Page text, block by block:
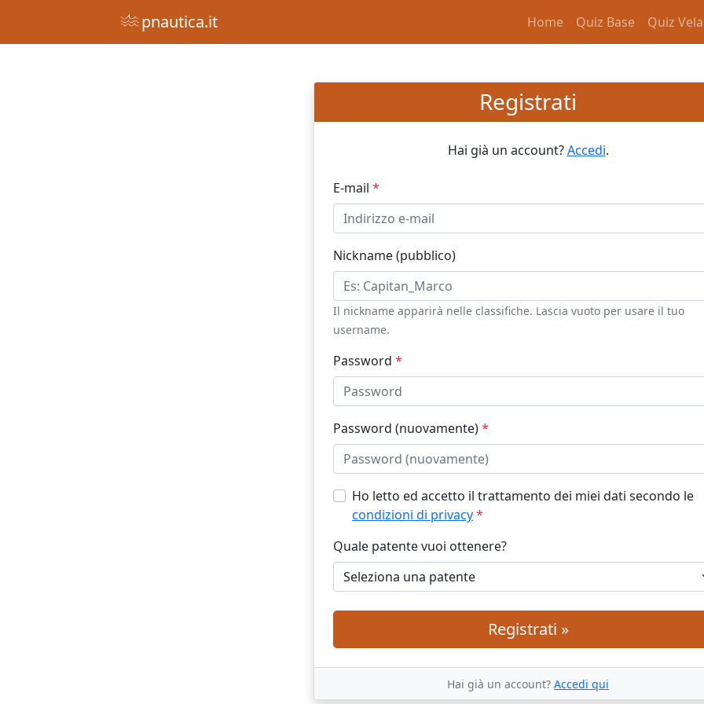
pnautica.it Home Quiz Base Quiz Vela
Registrati
Hai già un account?Accedi.
E-mail *
Nickname (pubblico)
Il nickname apparirà nelle classifiche. Lascia vuoto per usare il tuo
username.
Password *
Password (nuovamente)*
Ho letto ed accetto il trattamento dei miei dati secondo le
condizioni di privacy*
Quale patente vuoi ottenere?
Registrati »
Hai già un account? Accedi qui